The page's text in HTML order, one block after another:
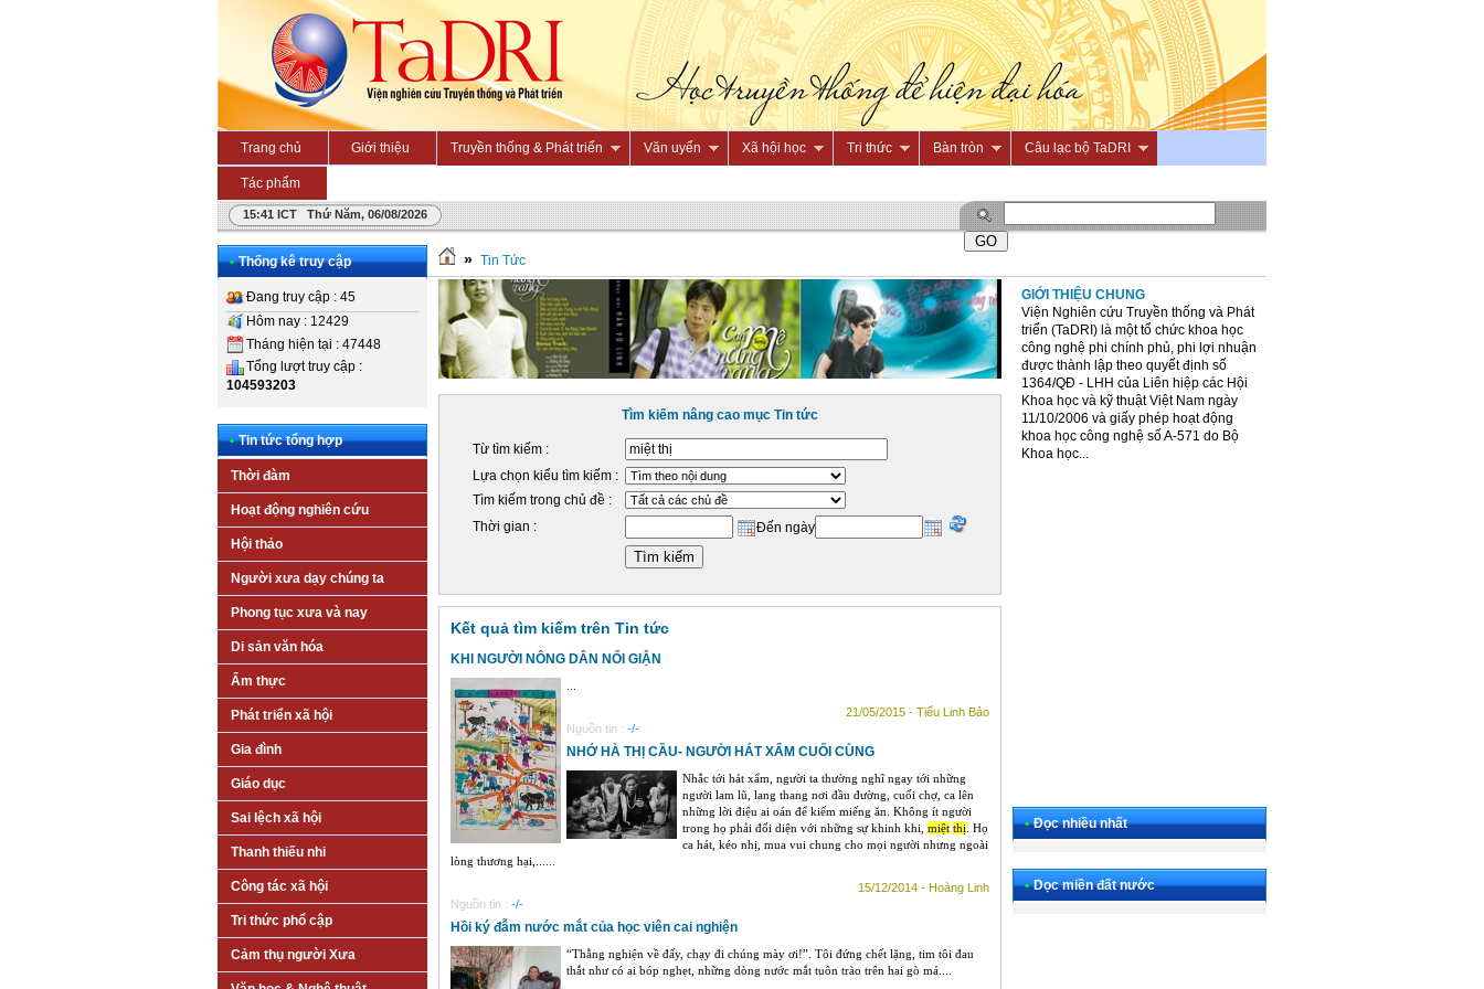
Trang chủ Giới thiệu Truyền thống & Phát triển Văn uyển Xã hội học Tri thức Bàn tròn Câu lạc bộ TaDRI
Tác phẩm
15:41 ICT Thứ Năm, 06/08/2026
• Thống kê truy cập
Đang truy cập : 45
Hôm nay : 12429
Tháng hiện tại : 47448
Tổng lượt truy cập :
104593203
• Tin tức tổng hợp
Thời đàm
Hoạt động nghiên cứu
Hội thảo
Người xưa dạy chúng ta
Phong tục xưa và nay
Di sản văn hóa
Ẩm thực
Phát triển xã hội
Gia đình
Giáo dục
Sai lệch xã hội
Thanh thiếu nhi
Công tác xã hội
Tri thức phổ cập
Cảm thụ người Xưa
» Tin Tức
Tìm kiếm nâng cao mục Tin tức
Từ tìm kiếm :
Lựa chọn kiểu tìm kiếm :
Tìm kiếm trong chủ đề :
Thời gian :
Đến ngày
Kết quả tìm kiếm trên Tin tức
KHI NGƯỜI NÔNG DÂN NỔI GIẬN
21/05/2015 - Tiểu Linh Bảo
Nguồn tin : -/-
NHỚ HÀ THỊ CẦU- NGƯỜI HÁT XẨM CUỐI CÙNG
Nhắc tới hát xẩm, người ta thường nghĩ ngay tới những
người lam lũ, lang thang nơi đầu đường, cuối chợ, ca lên
những lời điệu ai oán để kiếm miếng ăn. Không ít người
trong họ phải đối diện với những sự khinh khi, miệt thị . Họ
ca hát, kéo nhị, mua vui chung cho mọi người nhưng ngoài
lòng thương hại,......
15/12/2014 - Hoàng Linh
Nguồn tin : -/-
Hồi ký đẫm nước mắt của học viên cai nghiện
“Thằng nghiện về đấy, chạy đi chúng mày ơi!”. Tôi đứng chết lặng, tim tôi đau
thắt như có ai bóp nghẹt, những dòng nước mắt tuôn trào trên hai gò má....
GIỚI THIỆU CHUNG
Viện Nghiên cứu Truyền thống và Phát
triển (TaDRI) là một tổ chức khoa học
công nghệ phi chính phủ, phi lợi nhuận
được thành lập theo quyết định số
1364/QĐ - LHH của Liên hiệp các Hội
Khoa học và kỹ thuật Việt Nam ngày
11/10/2006 và giấy phép hoạt động
khoa học công nghệ số A-571 do Bộ
Khoa học...
• Đọc nhiều nhất
• Dọc miền đất nước